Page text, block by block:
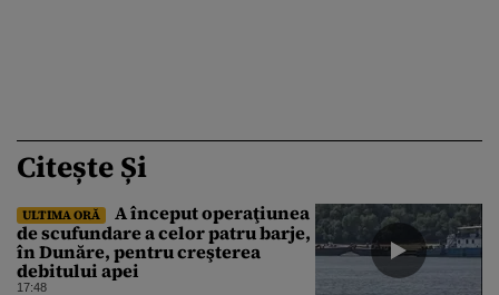
Citește Și
ULTIMA ORĂ
A început operaţiunea
de scufundare a celor patru barje,
în Dunăre, pentru creşterea
debitului apei
17:48